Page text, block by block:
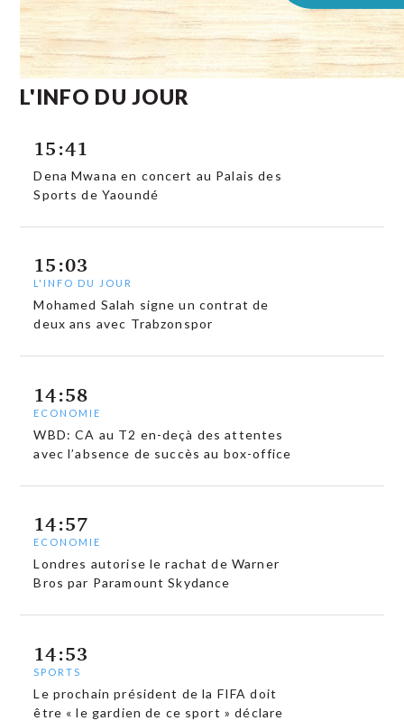
L'INFO DU JOUR
15:41
Dena Mwana en concert au Palais des
Sports de Yaoundé
15:03
L'INFO DU JOUR
Mohamed Salah signe un contrat de
deux ans avec Trabzonspor
14:58
ECONOMIE
WBD: CA au T2 en-deçà des attentes
avec l’absence de succès au box-office
14:57
ECONOMIE
Londres autorise le rachat de Warner
Bros par Paramount Skydance
14:53
SPORTS
Le prochain président de la FIFA doit
être « le gardien de ce sport » déclare